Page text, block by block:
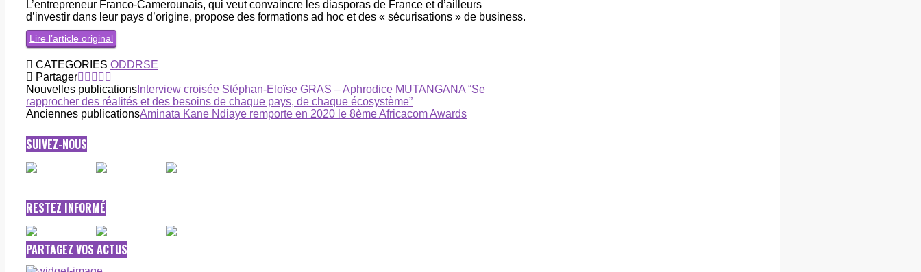
L’entrepreneur Franco-Camerounais, qui veut convaincre les diasporas de France et d’ailleurs
d’investir dans leur pays d’origine, propose des formations ad hoc et des « sécurisations » de business.
Lire l’article original
CATEGORIES ODDRSE
Partager
Nouvelles publications Interview croisée Stéphan-Eloïse GRAS – Aphrodice MUTANGANA “Se
rapprocher des réalités et des besoins de chaque pays, de chaque écosystème”
Anciennes publicationsAminata Kane Ndiaye remporte en 2020 le 8ème Africacom Awards
SUIVEZ-NOUS
RESTEZ INFORMÉ
PARTAGEZ VOS ACTUS